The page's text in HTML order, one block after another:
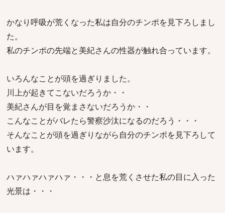
かなり呼吸が荒くなった私は自分のチンポを見下ろしまし
た。
私のチンポの先端と美紀さんの性器が触れ合っています。
いろんなことが頭を過ぎりました。
川上が起きてこないだろうか・・
美紀さんが目を覚まさないだろうか・・
こんなことがバレたら警察沙汰になるのだろう・・・
そんなことが頭を過ぎりながら自分のチンポを見下ろして
います。
ハァハァハァハァ・・・と息を荒くさせた私の目に入った
光景は・・・